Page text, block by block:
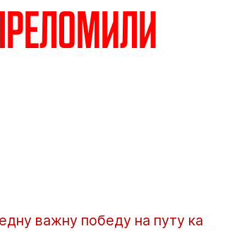
важну победу на путу ка